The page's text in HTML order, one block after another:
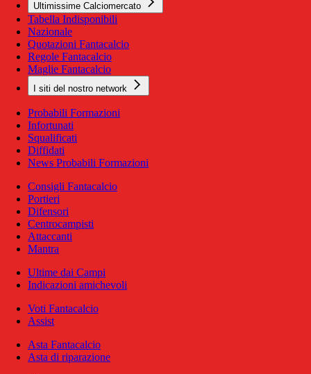
Ultimissime Calciomercato
Tabella Indisponibili
Nazionale
Quotazioni Fantacalcio
Regole Fantacalcio
Maglie Fantacalcio
I siti del nostro network
Probabili Formazioni
Infortunati
Squalificati
Diffidati
News Probabili Formazioni
Consigli Fantacalcio
Portieri
Difensori
Centrocampisti
Attaccanti
Mantra
Ultime dai Campi
Indicazioni amichevoli
Voti Fantacalcio
Assist
Asta Fantacalcio
Asta di riparazione